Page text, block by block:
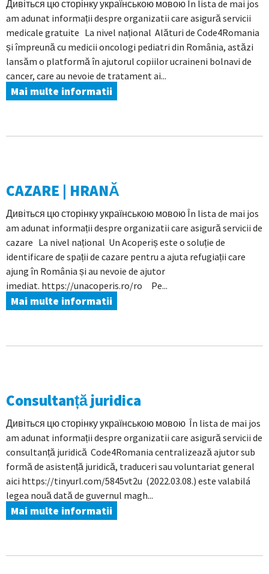
Дивіться цю сторінку українською мовою În lista de mai jos
am adunat informații despre organizatii care asigură servicii
medicale gratuite La nivel național Alături de Code4Romania
și împreună cu medicii oncologi pediatri din România, astăzi
lansăm o platformă în ajutorul copiilor ucraineni bolnavi de
cancer, care au nevoie de tratament ai...
Mai multe informatii
CAZARE | HRANĂ
Дивіться цю сторінку українською мовою În lista de mai jos
am adunat informații despre organizatii care asigură servicii de
cazare La nivel național Un Acoperiș este o soluție de
identificare de spații de cazare pentru a ajuta refugiații care
ajung în România și au nevoie de ajutor
imediat. https://unacoperis.ro/ro Pe...
Mai multe informatii
Consultanță juridica
Дивіться цю сторінку українською мовою În lista de mai jos
am adunat informații despre organizatii care asigură servicii de
consultanță juridică Code4Romania centralizează ajutor sub
formă de asistență juridică, traduceri sau voluntariat general
aici https://tinyurl.com/5845vt2u (2022.03.08.) este valabilá
legea nouă dată de guvernul magh...
Mai multe informatii